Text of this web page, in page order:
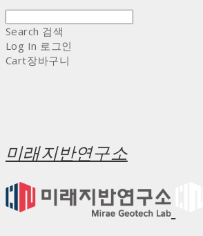
Search 검색
Log In 로그인
Cart장바구니
미래지반연구소